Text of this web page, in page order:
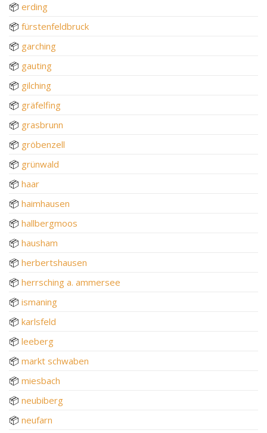
📦 erding
📦 fürstenfeldbruck
📦 garching
📦 gauting
📦 gilching
📦 gräfelfing
📦 grasbrunn
📦 gröbenzell
📦 grünwald
📦 haar
📦 haimhausen
📦 hallbergmoos
📦 hausham
📦 herbertshausen
📦 herrsching a. ammersee
📦 ismaning
📦 karlsfeld
📦 leeberg
📦 markt schwaben
📦 miesbach
📦 neubiberg
📦 neufarn